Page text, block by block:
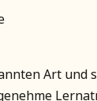
Art und